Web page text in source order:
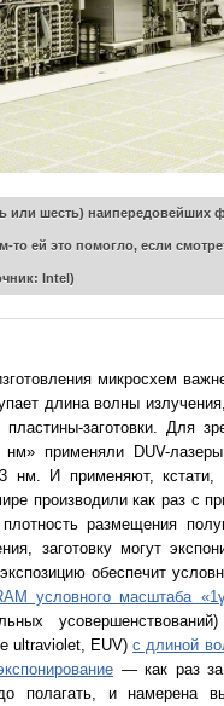
или шесть) наипередовейших
то ей это помогло, если
Intel)
микросхем
длина волны излучения,
пластины-заготовки. Для
применяли DUV-лазеры
нм. И применяют,
производили как раз с
размещения
заготовку могут
обеспечит
условного масштаба
ultraviolet, EUV)с длиной
— как раз за
полагать, и